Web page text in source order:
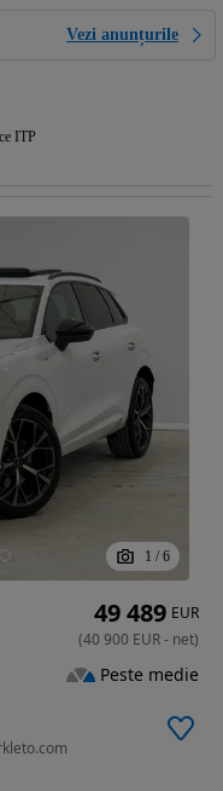
Vezi anunțurile
ITP
1 / 6
49 489 EUR
(40 900 EUR- net)
Peste medie